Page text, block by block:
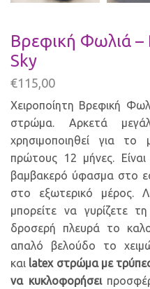
Βρεφική Φωλιά
Sky
€115,00
Χειροποίητη Βρεφική
στρώμα. Αρκετά
χρησιμοποιηθεί για
πρώτους 12 μήνες.
βαμβακερό ύφασμα στο
στο εξωτερικό μέρος.
μπορείτε να γυρίζετε
δροσερή πλευρά το
απαλό βελούδο το
και latex στρώμα με
να κυκλοφορήσει